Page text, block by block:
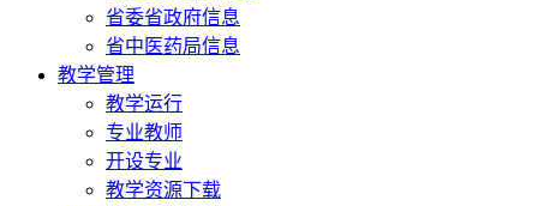
省委省政府信息
省中医药局信息
教学管理
教学运行
专业教师
开设专业
教学资源下载